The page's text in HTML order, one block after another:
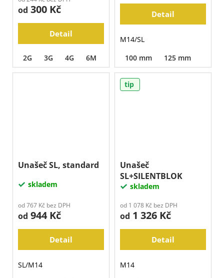
od 300 Kč
Detail
2G 3G 4G 6M
Detail
M14/SL
100 mm
125 mm
Unašeč SL, standard
skladem
od 767 Kč bez DPH
od 944 Kč
Detail
SL/M14
tip
Unašeč
SL+SILENTBLOK
skladem
od 1 078 Kč bez DPH
od 1 326 Kč
Detail
M14